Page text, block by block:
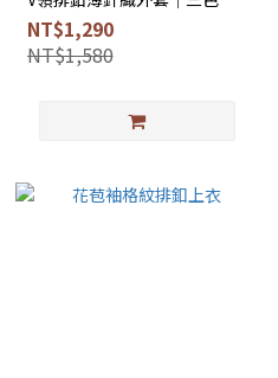
NT$1,290
NT$1,580